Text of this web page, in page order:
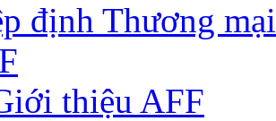
định Thương
thiệu AFF